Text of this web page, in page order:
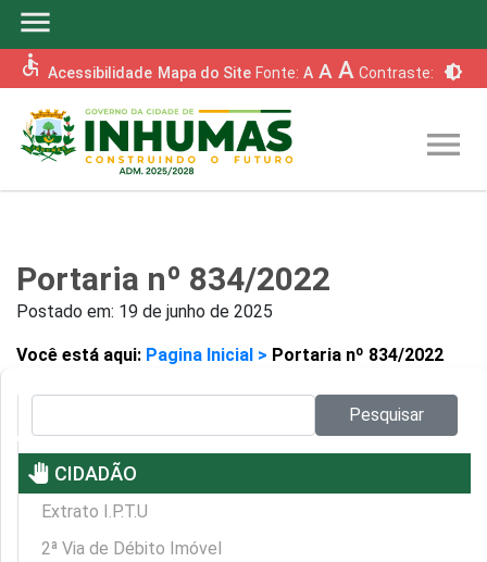
menu
accessible Acessibilidade Mapa do Site Fonte: A A A Contraste: brightness_6
menu
Portaria nº 834/2022
Postado em: 19 de junho de 2025
Você está aqui: Pagina Inicial > Portaria nº 834/2022
Pesquisar
pan_tool CIDADÃO
Extrato I.P.T.U
2ª Via de Débito Imóvel